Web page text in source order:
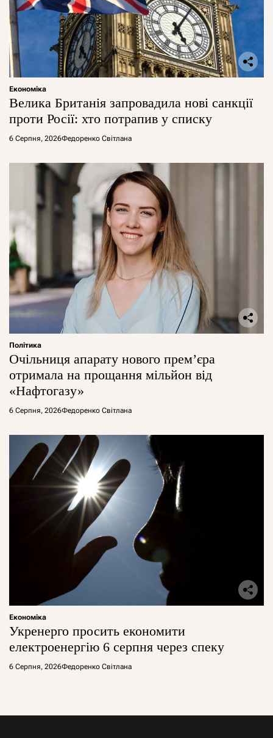
Економіка
Велика Британія запровадила нові санкції
проти Росії: хто потрапив у списку
6 Серпня, 2026Федоренко Світлана
Політика
Очільниця апарату нового прем’єра
отримала на прощання мільйон від
«Нафтогазу»
6 Серпня, 2026Федоренко Світлана
Економіка
Укренерго просить економити
електроенергію 6 серпня через спеку
6 Серпня, 2026Федоренко Світлана